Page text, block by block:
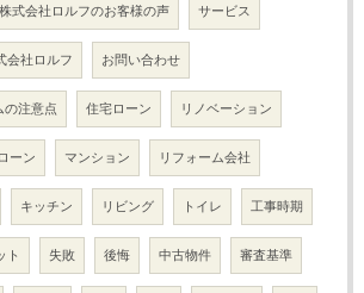
式会社ロルフのお客様の声 サービス
会社ロルフ お問い合わせ
の注意点 住宅ローン リノベーション
ローン マンション リフォーム会社
キッチン リビング トイレ 工事時期
ト 失敗 後悔 中古物件 審査基準